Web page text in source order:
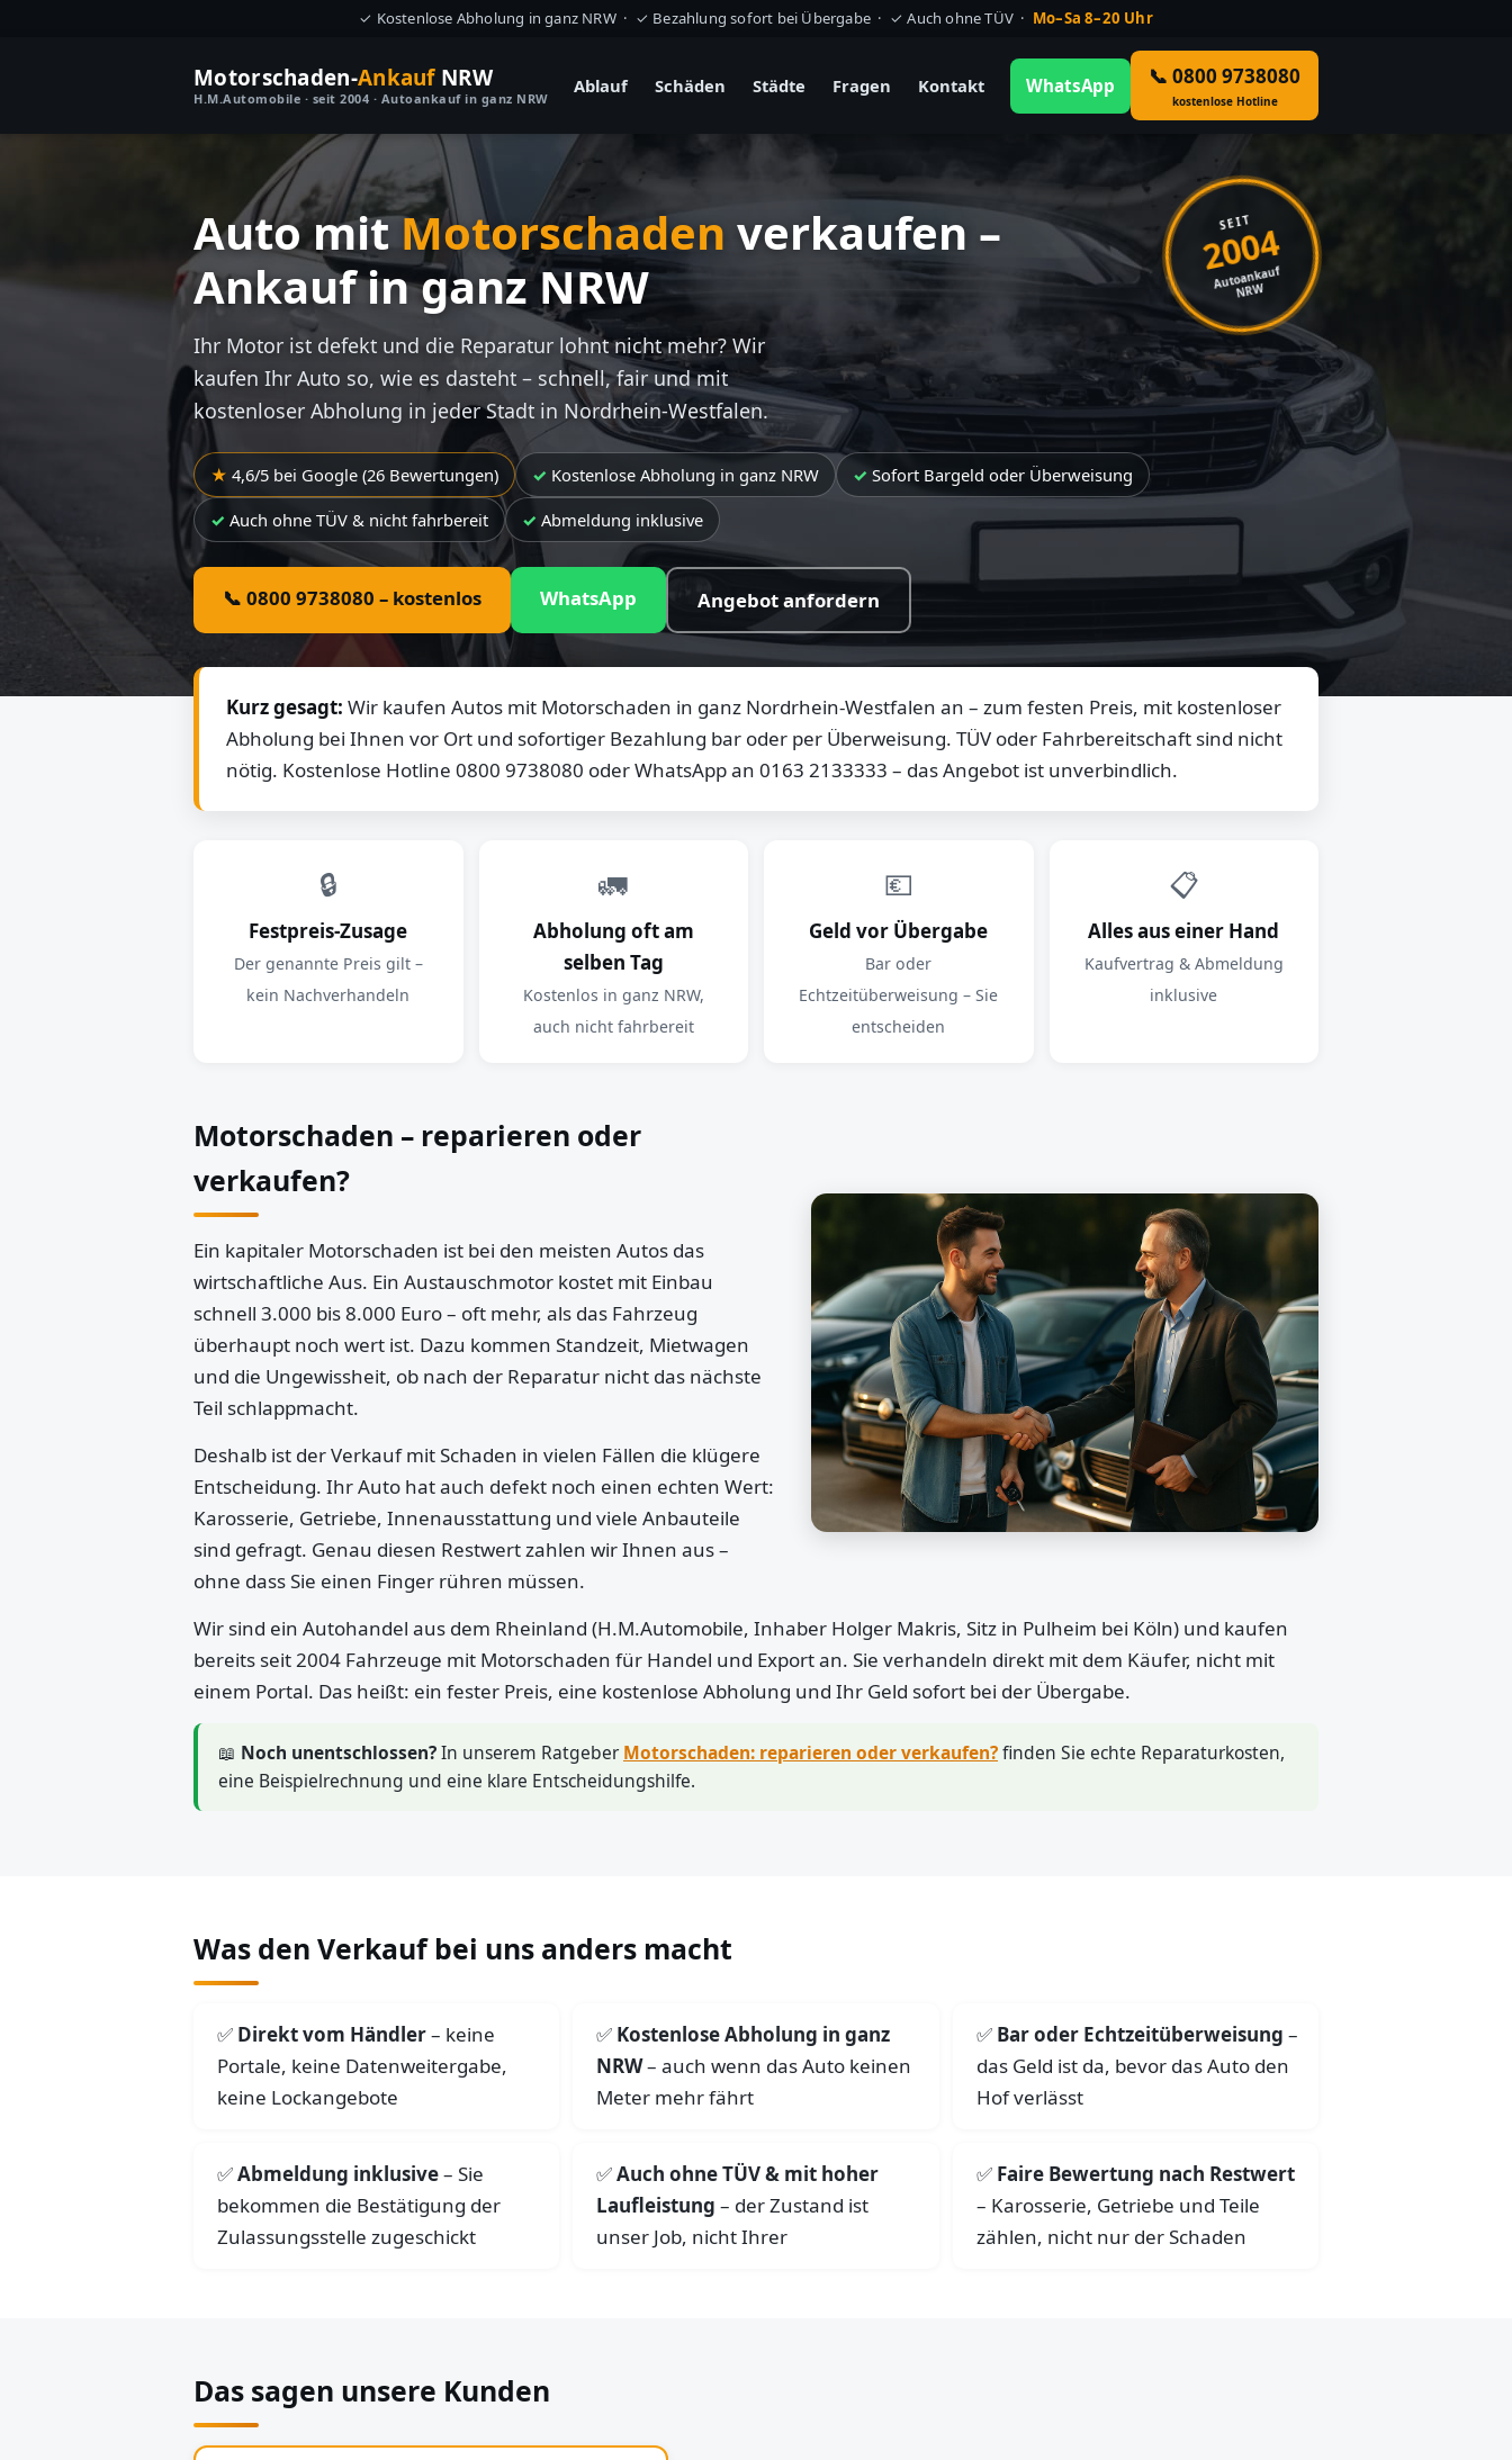
✓ Kostenlose Abholung in ganz NRW · ✓ Bezahlung sofort bei Übergabe · ✓ Auch ohne TÜV · Mo–Sa 8–20 Uhr
Motorschaden-AnkaufNRW
H.M.Automobile · seit 2004 · Autoankauf in ganz NRW
Ablauf Schäden Städte Fragen Kontakt WhatsApp 📞 0800 9738080
kostenlose Hotline
SEIT
2004
Autoankauf
NRW
Auto mitMotorschaden verkaufen –
Ankauf in ganz NRW
Ihr Motor ist defekt und die Reparatur lohnt nicht mehr? Wir
kaufen Ihr Auto so, wie es dasteht – schnell, fair und mit
kostenloser Abholung in jeder Stadt in Nordrhein-Westfalen.
4,6/5 bei Google (26 Bewertungen) Kostenlose Abholung in ganz NRW
Sofort Bargeld oder Überweisung
Auch ohne TÜV & nicht fahrbereit
Abmeldung inklusive
📞 0800 9738080 – kostenlos WhatsApp Angebot anfordern
Kurz gesagt: Wir kaufen Autos mit Motorschaden in ganz Nordrhein-Westfalen an – zum festen Preis, mit kostenloser
Abholung bei Ihnen vor Ort und sofortiger Bezahlung bar oder per Überweisung. TÜV oder Fahrbereitschaft sind nicht
nötig. Kostenlose Hotline 0800 9738080 oder WhatsApp an 0163 2133333 – das Angebot ist unverbindlich.
🔒
Festpreis-Zusage
Der genannte Preis gilt –
kein Nachverhandeln
🚛
Abholung oft am
selben Tag
Kostenlos in ganz NRW,
auch nicht fahrbereit
💶
Geld vor Übergabe
Bar oder
Echtzeitüberweisung – Sie
entscheiden
📋
Alles aus einer Hand
Kaufvertrag & Abmeldung
inklusive
Motorschaden – reparieren oder
verkaufen?
Ein kapitaler Motorschaden ist bei den meisten Autos das
wirtschaftliche Aus. Ein Austauschmotor kostet mit Einbau
schnell 3.000 bis 8.000 Euro – oft mehr, als das Fahrzeug
überhaupt noch wert ist. Dazu kommen Standzeit, Mietwagen
und die Ungewissheit, ob nach der Reparatur nicht das nächste
Teil schlappmacht.
Deshalb ist der Verkauf mit Schaden in vielen Fällen die klügere
Entscheidung. Ihr Auto hat auch defekt noch einen echten Wert:
Karosserie, Getriebe, Innenausstattung und viele Anbauteile
sind gefragt. Genau diesen Restwert zahlen wir Ihnen aus –
ohne dass Sie einen Finger rühren müssen.
Wir sind ein Autohandel aus dem Rheinland (H.M.Automobile, Inhaber Holger Makris, Sitz in Pulheim bei Köln) und kaufen
bereits seit 2004 Fahrzeuge mit Motorschaden für Handel und Export an. Sie verhandeln direkt mit dem Käufer, nicht mit
einem Portal. Das heißt: ein fester Preis, eine kostenlose Abholung und Ihr Geld sofort bei der Übergabe.
📖 Noch unentschlossen?In unserem Ratgeber Motorschaden: reparieren oder verkaufen?finden Sie echte Reparaturkosten,
eine Beispielrechnung und eine klare Entscheidungshilfe.
Was den Verkauf bei uns anders macht
Direkt vom Händler– keine
Portale, keine Datenweitergabe,
keine Lockangebote
Kostenlose Abholung in ganz
NRW– auch wenn das Auto keinen
Meter mehr fährt
Bar oder Echtzeitüberweisung –
das Geld ist da, bevor das Auto den
Hof verlässt
Abmeldung inklusive– Sie
bekommen die Bestätigung der
Zulassungsstelle zugeschickt
Auch ohne TÜV & mit hoher
Laufleistung – der Zustand ist
unser Job, nicht Ihrer
Faire Bewertung nach Restwert
– Karosserie, Getriebe und Teile
zählen, nicht nur der Schaden
Das sagen unsere Kunden